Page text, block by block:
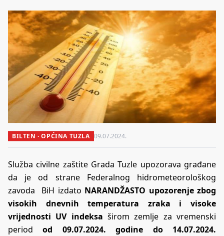
BILTEN · OPĆINA TUZLA 09.07.2024.
Služba civilne zaštite Grada Tuzle upozorava građane
da je od strane Federalnog hidrometeorološkog
zavoda BiH izdato NARANDŽASTO upozorenje zbog
visokih dnevnih temperatura zraka i visoke
vrijednosti UV indeksa širom zemlje za vremenski
periodod 09.07.2024. godine do 14.07.2024.